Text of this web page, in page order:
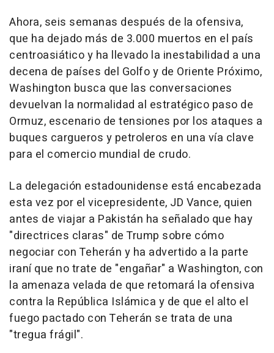
Ahora, seis semanas después de la ofensiva,
que ha dejado más de 3.000 muertos en el país
centroasiático y ha llevado la inestabilidad a una
decena de países del Golfo y de Oriente Próximo,
Washington busca que las conversaciones
devuelvan la normalidad al estratégico paso de
Ormuz, escenario de tensiones por los ataques a
buques cargueros y petroleros en una vía clave
para el comercio mundial de crudo.
La delegación estadounidense está encabezada
esta vez por el vicepresidente, JD Vance, quien
antes de viajar a Pakistán ha señalado que hay
"directrices claras" de Trump sobre cómo
negociar con Teherán y ha advertido a la parte
iraní que no trate de "engañar" a Washington, con
la amenaza velada de que retomará la ofensiva
contra la República Islámica y de que el alto el
fuego pactado con Teherán se trata de una
"tregua frágil".